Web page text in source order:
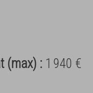
(max) : 1 940 €